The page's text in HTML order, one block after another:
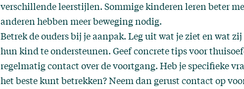
verschillende leerstijlen. Sommige kinderen leren beter
anderen hebben meer beweging nodig.
Betrek de ouders bij je aanpak. Leg uit wat je ziet en wat
hun kind te ondersteunen. Geef concrete tips voor
regelmatig contact over de voortgang. Heb je specifieke
het beste kunt betrekken? Neem dan gerustcontactop